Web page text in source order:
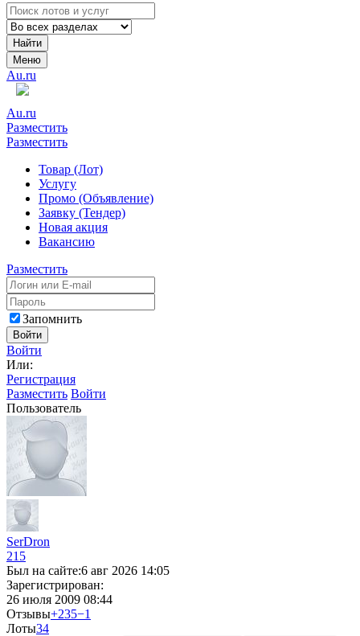
Найти
Меню
Au.ru
Au.ru
Разместить
Разместить
Товар (Лот)
Услугу
Промо (Объявление)
Заявку (Тендер)
Новая акция
Вакансию
Разместить
Запомнить
Войти
Войти
Или:
Регистрация
Разместить Войти
Пользователь
SerDron
215
Был на сайте:6 авг 2026 14:05
Зарегистрирован:
26 июля 2009 08:44
Отзывы+235−1
Лоты34